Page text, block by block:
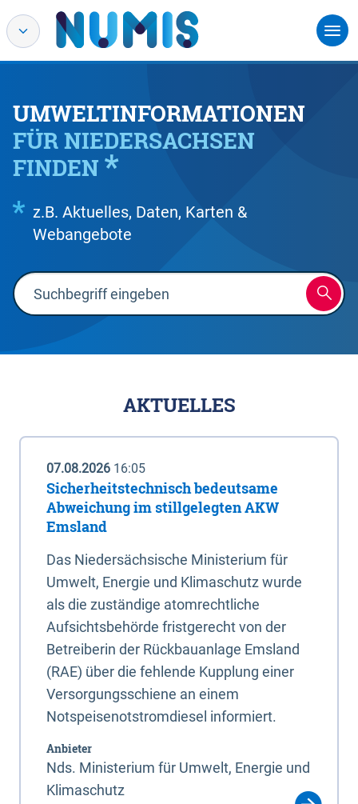
UMWELTINFORMATIONEN
FÜR NIEDERSACHSEN
FINDEN
z.B. Aktuelles, Daten, Karten &
Webangebote
AKTUELLES
07.08.2026 16:05
Sicherheitstechnisch bedeutsame
Abweichung im stillgelegten AKW
Emsland
Das Niedersächsische Ministerium für
Umwelt, Energie und Klimaschutz wurde
als die zuständige atomrechtliche
Aufsichtsbehörde fristgerecht von der
Betreiberin der Rückbauanlage Emsland
(RAE) über die fehlende Kupplung einer
Versorgungsschiene an einem
Notspeisenotstromdiesel informiert.
Anbieter
Nds. Ministerium für Umwelt, Energie und
Klimaschutz